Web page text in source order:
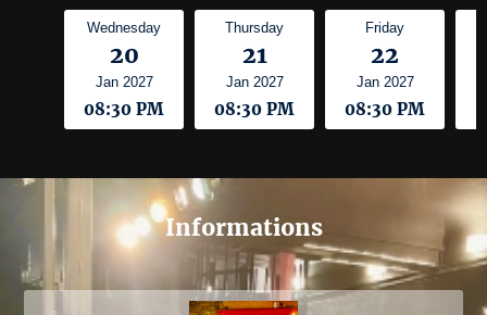
Wednesday
20
Jan 2027
08:30 PM
Thursday
21
Jan 2027
08:30 PM
Friday
22
Jan 2027
08:30 PM
Informations